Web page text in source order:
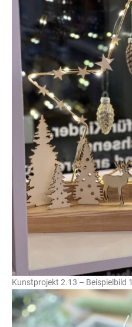
Kunstprojekt 2.13 – Beispielbild 1